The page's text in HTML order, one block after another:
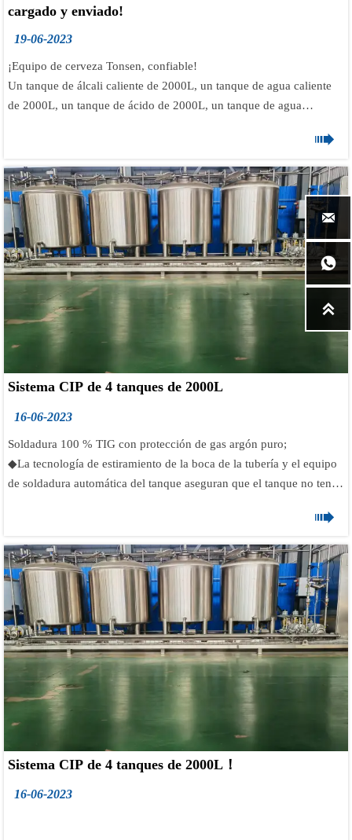
cargado y enviado!
19-06-2023
¡Equipo de cerveza Tonsen, confiable!
Un tanque de álcali caliente de 2000L, un tanque de agua caliente
de 2000L, un tanque de ácido de 2000L, un tanque de agua
Enviaremos los productos al cliente y esperamos que los reciba lo
antes posible.
Si está interesado en nuestros productos, contáctenos.
Correo electrónico: info@tonsenbrew.com

Sistema CIP de 4 tanques de 2000L
16-06-2023
Soldadura 100 % TIG con protección de gas argón puro;
◆La tecnología de estiramiento de la boca de la tubería y el equipo
de soldadura automática del tanque aseguran que el tanque no tenga
◆Precisión de pulido del tanque ≤0.4um, sin distorsión, sin rayones;
◆Los tanques y los dispositivos de enfriamiento se prueban para la
presión del agua;
◆La aplicación de tecnología 3D hace que los clientes conozcan el
tanque desde diferentes ángulos
Después del tratamiento CIP, la superficie de limpieza es brillante ,
libre de acumulación de agua, olores y suciedad. Y el equipo es
fácil de operar y tiene alta seguridad.

Sistema CIP de 4 tanques de 2000L！
16-06-2023


